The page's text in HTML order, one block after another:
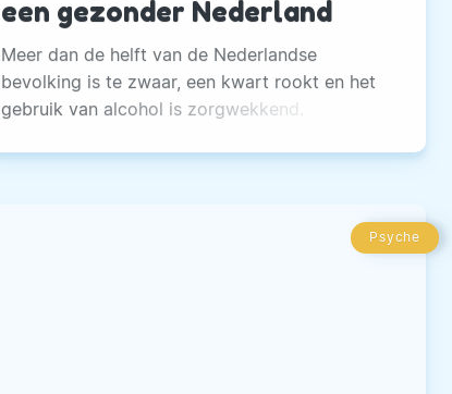
een gezonder Nederland
Meer dan de helft van de Nederlandse
bevolking is te zwaar, een kwart rookt en het
gebruik van alcohol is zorgwekkend.
Psyche